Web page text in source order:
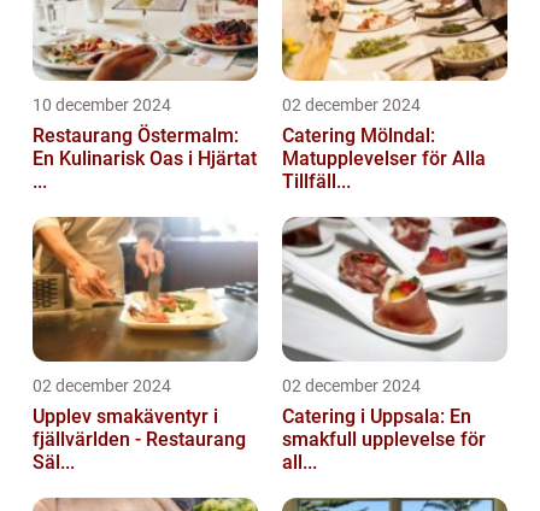
10 december 2024
Restaurang Östermalm:
En Kulinarisk Oas i Hjärtat
...
02 december 2024
Catering Mölndal:
Matupplevelser för Alla
Tillfäll...
02 december 2024
Upplev smakäventyr i
fjällvärlden - Restaurang
Säl...
02 december 2024
Catering i Uppsala: En
smakfull upplevelse för
all...